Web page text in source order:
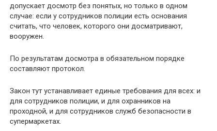
допускает досмотр без понятых, но только в одном
случае: если у сотрудников полиции есть основания
считать, что человек, которого они досматривают,
вооружен.
По результатам досмотра в обязательном порядке
составляют протокол.
Закон тут устанавливает единые требования для всех: и
для сотрудников полиции, и для охранников на
проходной, и для сотрудников служб безопасности в
супермаркетах.